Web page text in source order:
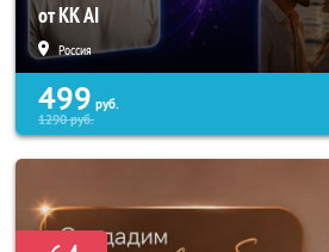
от KK AI
Россия
499 руб.
1290руб.